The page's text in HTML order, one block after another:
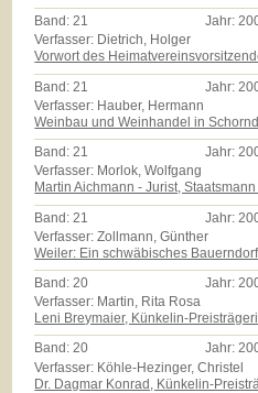
Band:21 Jahr:
Verfasser: Dietrich, Holger
Vorwort des
Band: 21 Jahr:
Verfasser: Hauber, Hermann
Weinbau und Weinhandel in
Band:21 Jahr:
Verfasser: Morlok, Wolfgang
Martin Aichmann - Jurist,
Band: 21 Jahr:
Verfasser: Zollmann, Günther
Weiler: Ein schwäbisches Bauerndorf
Band:20 Jahr:
Verfasser: Martin, Rita Rosa
Leni Breymaier, Künkelin-
Band:20 Jahr:
Verfasser: Köhle-Hezinger, Christel
Dr. Dagmar Konrad, Künkelin-